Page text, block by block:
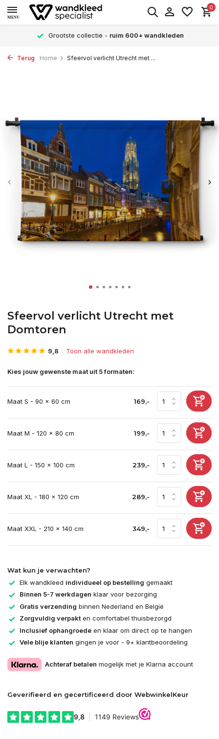
MENU
0
Verschillende formaten -altijd een passende maat
Terug Home Sfeervol verlicht Utrecht met ...
Sfeervol verlicht Utrecht met
Domtoren
9,8 Toon alle wandkleden
Kies jouw gewenste maat uit 5 formaten:
Maat S - 90 x 60 cm 169,-
Maat M - 120 x 80 cm 199,-
Maat L - 150 x 100 cm 239,-
Maat XL - 180 x 120 cm 289,-
Maat XXL - 210 x 140 cm 349,-
Wat kun je verwachten?
Elk wandkleed individueel op bestelling gemaakt
Binnen 5-7 werkdagen klaar voor bezorging
Gratis verzending binnen Nederland en België
Zorgvuldig verpakten comfortabel thuisbezorgd
Inclusief ophangroede en klaar om direct op te hangen
Vele blije klanten gingen je voor - 9+ klantbeoordeling
Achteraf betalen mogelijk met je Klarna account
Geverifieerd en gecertificeerd door WebwinkelKeur